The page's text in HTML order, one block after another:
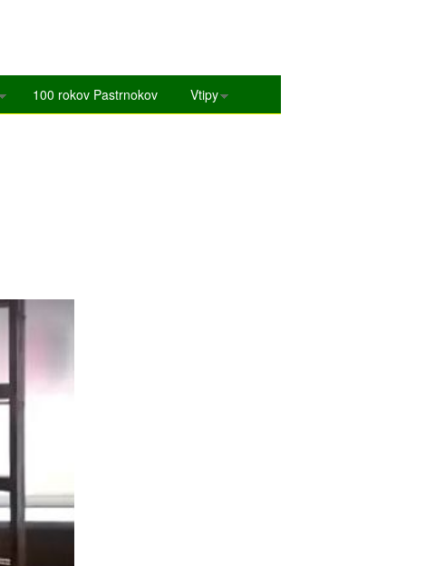
100 rokov Pastrnokov Vtipy